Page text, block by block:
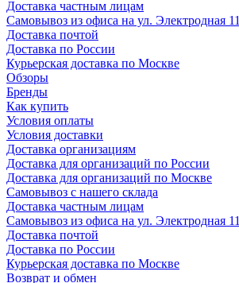
Доставка частным лицам
Самовывоз из офиса на ул. Электродная 11
Доставка почтой
Доставка по России
Курьерская доставка по Москве
Обзоры
Бренды
Как купить
Условия оплаты
Условия доставки
Доставка организациям
Доставка для организаций по России
Доставка для организаций по Москве
Самовывоз с нашего склада
Доставка частным лицам
Самовывоз из офиса на ул. Электродная 11
Доставка почтой
Доставка по России
Курьерская доставка по Москве
Возврат и обмен